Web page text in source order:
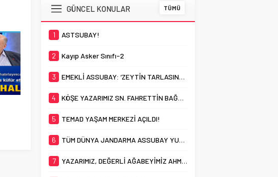
GÜNCEL KONULAR TÜMÜ
1 ASTSUBAY!
2 Kayıp Asker Sınıfı-2
3 EMEKLİ ASSUBAY: ‘ZEYTİN TARLASINDA AMELELİK YAPIYORUZ’
4 KÖŞE YAZARIMIZ SN. FAHRETTİN BAĞRI’YI KAYBETTİK
5 TEMAD YAŞAM MERKEZİ AÇILDI!
6 TÜM DÜNYA JANDARMA ASSUBAY YUSUF DİKEÇ’İ KONUŞUYOR
7 YAZARIMIZ, DEĞERLİ AĞABEYİMİZ AHMET ÇAM’I KAYBETMENİN ACISINI YAŞIYORUZ